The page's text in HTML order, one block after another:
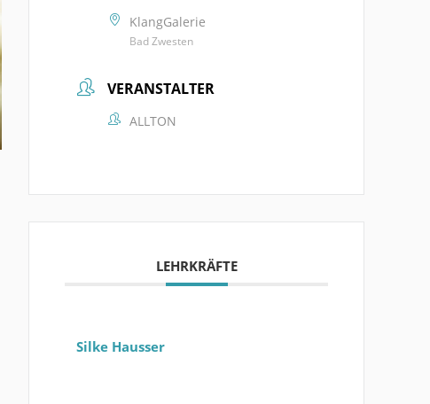
KlangGalerie
Bad Zwesten
VERANSTALTER
ALLTON
LEHRKRÄFTE
Silke Hausser